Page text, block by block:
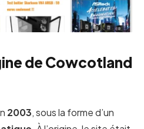
de Cowcotland
2003, sous la forme d’un